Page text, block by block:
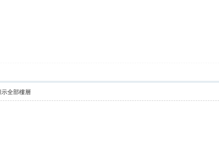
示全部樓層